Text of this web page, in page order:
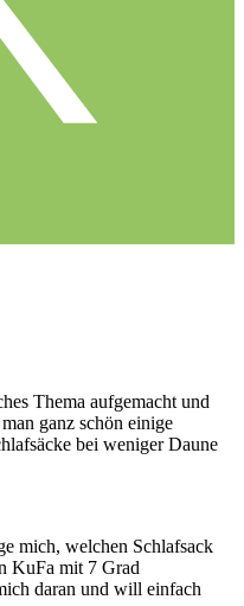
Thema aufgemacht und
ganz schön einige
bei weniger Daune
mich, welchen Schlafsack
KuFa mit 7 Grad
daran und will einfach